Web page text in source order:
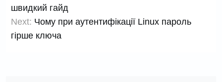
записів
швидкий гайд
Next: Чому при аутентифікації Linux пароль
гірше ключа